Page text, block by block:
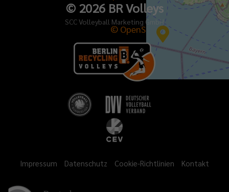
© OpenStreetMap
© 2026BR Volleys
SCC Volleyball Marketing GmbH
Impressum Datenschutz Cookie-Richtlinien Kontakt